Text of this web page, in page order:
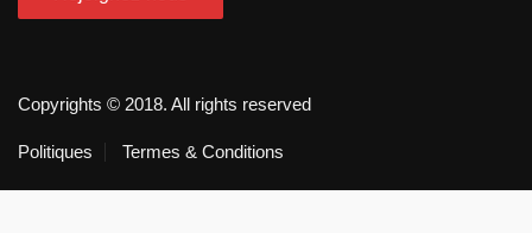
Copyrights © 2018. All rights reserved
Politiques Termes & Conditions